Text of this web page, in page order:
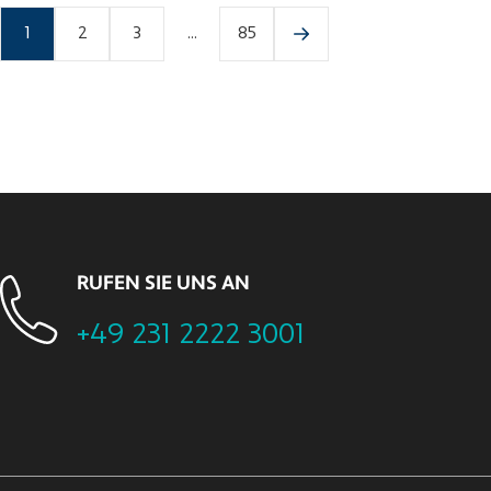
2 3 ... 85
RUFEN SIE UNS AN
+49 231 2222 3001